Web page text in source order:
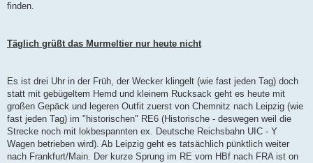
finden.
Täglich grüßt das Murmeltier nur heute nicht
Es ist drei Uhr in der Früh, der Wecker klingelt (wie fast jeden Tag) doch
statt mit gebügeltem Hemd und kleinem Rucksack geht es heute mit
großen Gepäck und legeren Outfit zuerst von Chemnitz nach Leipzig (wie
fast jeden Tag) im "historischen" RE6 (Historische - deswegen weil die
Strecke noch mit lokbespannten ex. Deutsche Reichsbahn UIC - Y
Wagen betrieben wird). Ab Leipzig geht es tatsächlich pünktlich weiter
nach Frankfurt/Main. Der kurze Sprung im RE vom HBf nach FRA ist on